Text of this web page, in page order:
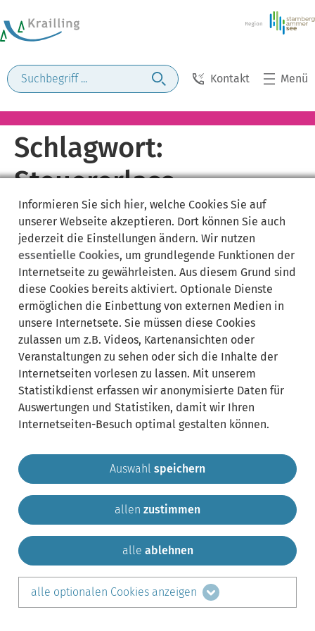
Kontakt Menü
Schlagwort:
Steuererlass
Gemeinde Krailling Impressum
Sitemap
Kontakt
teilen auf:
LinkedIn
Informieren Sie sich hier, welche Cookies Sie auf
unserer Webseite akzeptieren. Dort können Sie auch
jederzeit die Einstellungen ändern. Wir nutzen
essentielle Cookies, um grundlegende Funktionen der
Internetseite zu gewährleisten. Aus diesem Grund sind
diese Cookies bereits aktiviert. Optionale Dienste
ermöglichen die Einbettung von externen Medien in
unsere Internetsete. Sie müssen diese Cookies
zulassen um z.B. Videos, Kartenansichten oder
Veranstaltungen zu sehen oder sich die Inhalte der
Internetseiten vorlesen zu lassen. Mit unserem
Statistikdienst erfassen wir anonymisierte Daten für
Auswertungen und Statistiken, damit wir Ihren
Internetseiten-Besuch optimal gestalten können.
Auswahl speichern
allen zustimmen
alle ablehnen
alle optionalen Cookies anzeigen